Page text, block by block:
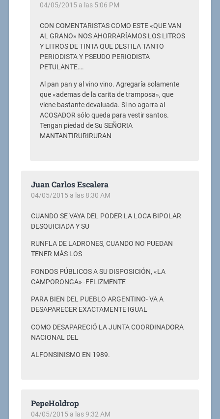
04/05/2015 a las 5:06 PM
CON COMENTARISTAS COMO ESTE «QUE VAN
AL GRANO» NOS AHORRARÍAMOS LOS LITROS
Y LITROS DE TINTA QUE DESTILA TANTO
PERIODISTA Y PSEUDO PERIODISTA
PETULANTE….
Al pan pan y al vino vino. Agregaría solamente
que «ademas de la carita de tramposa», que
viene bastante devaluada. Si no agarra al
ACOSADOR sólo queda para vestir santos.
Tengan piedad de Su SEÑORIA
MANTANTIRURIRURAN
Juan Carlos Escalera
04/05/2015 a las 8:30 AM
CUANDO SE VAYA DEL PODER LA LOCA BIPOLAR
DESQUICIADA Y SU
RUNFLA DE LADRONES, CUANDO NO PUEDAN
TENER MÁS LOS
FONDOS PÚBLICOS A SU DISPOSICIÓN, «LA
CAMPORONGA» -FELIZMENTE
PARA BIEN DEL PUEBLO ARGENTINO- VA A
DESAPARECER EXACTAMENTE IGUAL
COMO DESAPARECIÓ LA JUNTA COORDINADORA
NACIONAL DEL
ALFONSINISMO EN 1989.
PepeHoldrop
04/05/2015 a las 9:32 AM